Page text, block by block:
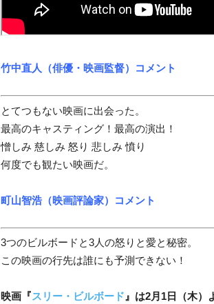
竹中直人（俳優・映画監督）コメント
とてつもない映画に出会った。
最高のキャスティング！最高の演出！
憎しみ 慈しみ 怒り 悲しみ 憤り
何度でも観たい映画だ。
町山智浩（映画評論家）コメント
3つのビルボードと3人の怒りと愛と秘密。
この映画の行先は誰にも予測できない！
映画『スリー・ビルボード 』は2月1日（木）